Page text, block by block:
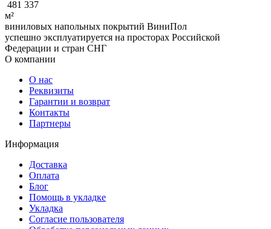
481 337
м²
виниловых напольных покрытий ВиниПол
успешно эксплуатируется на просторах Российской
Федерации и стран СНГ
О компании
О нас
Реквизиты
Гарантии и возврат
Контакты
Партнеры
Информация
Доставка
Оплата
Блог
Помощь в укладке
Укладка
Согласие пользователя